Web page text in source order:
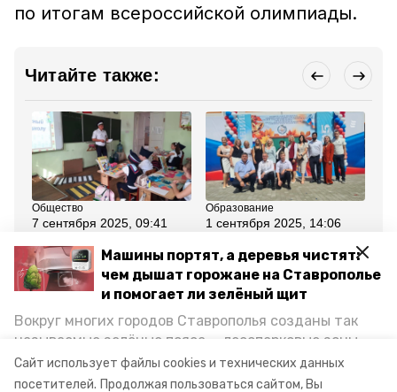
Сайт использует файлы cookies и технических данных
посетителей. Продолжая пользоваться сайтом, Вы
Машины портят, а деревья чистят:
чем дышат горожане на Ставрополье
и помогает ли зелёный щит
Вокруг многих городов Ставрополья созданы так
называемые зелёные пояса — лесопарковые зоны,
снижающие негативное воздействие выхлопных
газов на атмосферу. Справляются ли они с
по итогам всероссийской олимпиады.
Читайте также:
Общество
7 сентября 2025, 09:41
Ессентуков научили
изготавливать
световозвращающие
элементы
Образование
1 сентября 2025, 14:06
посетил новую школу
Ессентуков 1 сентября
Все новости